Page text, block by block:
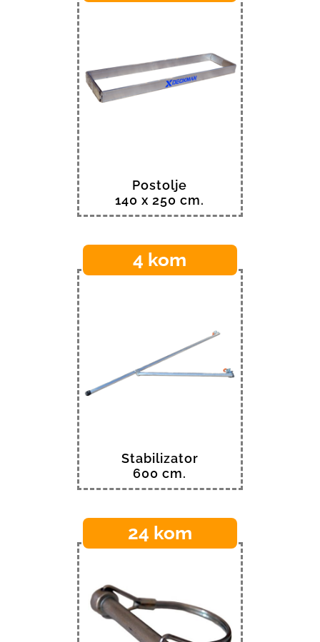
Postolje
140 x 250 cm.
4 kom
Stabilizator
600 cm.
24 kom